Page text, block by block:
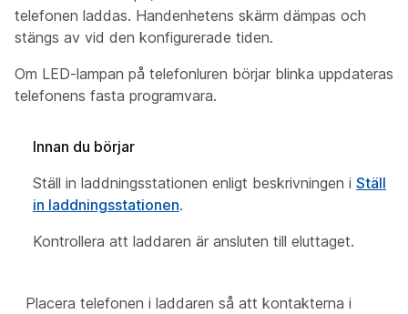
telefonen laddas. Handenhetens skärm dämpas och
stängs av vid den konfigurerade tiden.
Om LED-lampan på telefonluren börjar blinka uppdateras
telefonens fasta programvara.
Innan du börjar
Ställ in laddningsstationen enligt beskrivningen i Ställ
in laddningsstationen.
Kontrollera att laddaren är ansluten till eluttaget.
Placera telefonen i laddaren så att kontakterna i